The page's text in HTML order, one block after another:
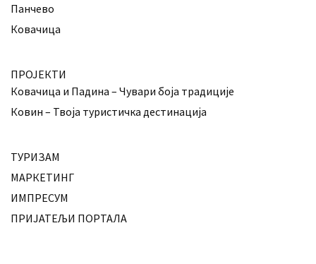
Панчево
Ковачица
ПРОЈЕКТИ
Ковачица и Падина – Чувари боја традиције
Ковин – Твоја туристичка дестинација
ТУРИЗАМ
МАРКЕТИНГ
ИМПРЕСУМ
ПРИЈАТЕЉИ ПОРТАЛА